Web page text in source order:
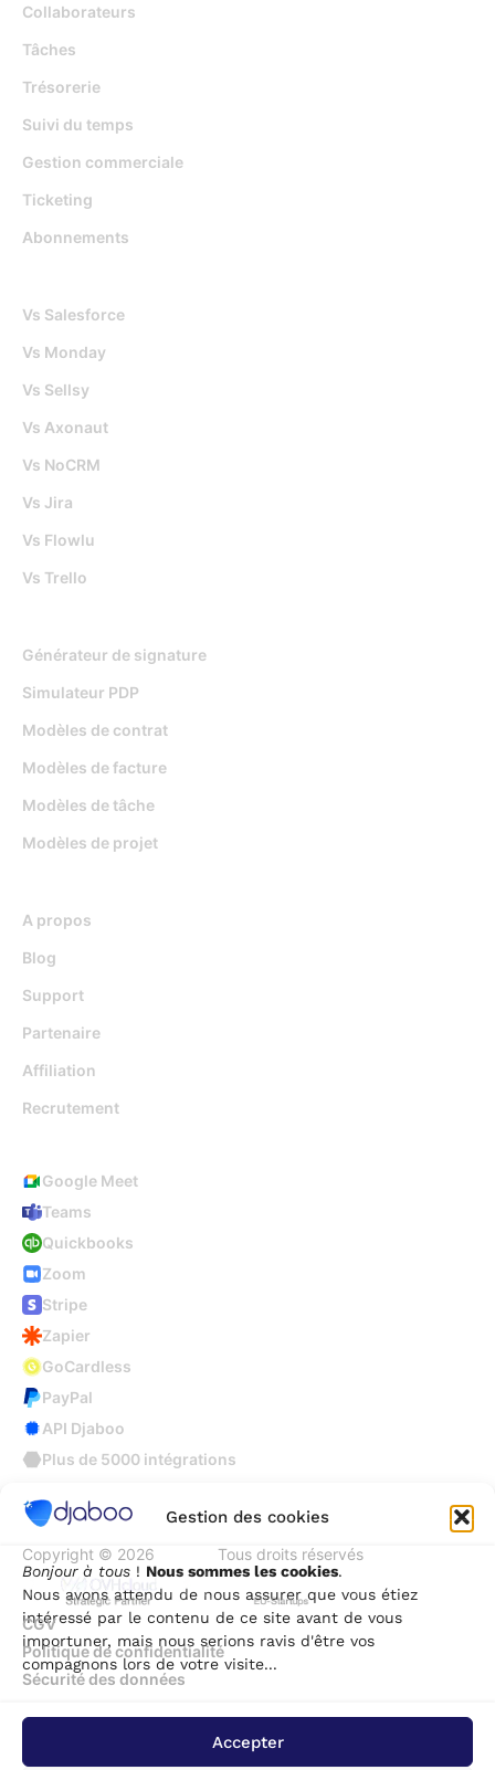
Gestion des cookies
Bonjour à tous ! Nous sommes les cookies.
Nous avons attendu de nous assurer que vous étiez
intéressé par le contenu de ce site avant de vous
importuner, mais nous serions ravis d'être vos
compagnons lors de votre visite...
Accepter
Collaborateurs
Tâches
Trésorerie
Suivi du temps
Gestion commerciale
Ticketing
Abonnements
Vs Salesforce
Vs Monday
Vs Sellsy
Vs Axonaut
Vs NoCRM
Vs Jira
Vs Flowlu
Vs Trello
Générateur de signature
Simulateur PDP
Modèles de contrat
Modèles de facture
Modèles de tâche
Modèles de projet
A propos
Blog
Support
Partenaire
Affiliation
Recrutement
Google Meet
Teams
Quickbooks
Zoom
Stripe
Zapier
GoCardless
PayPal
API Djaboo
Plus de 5000 intégrations
Copyright © 2026 Tous droits réservés
CGV
Politique de confidentialité
Sécurité des données